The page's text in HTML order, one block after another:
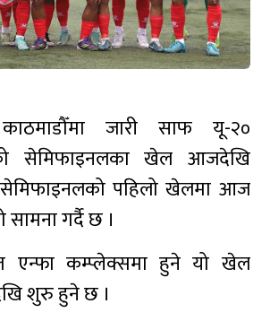
जारी साफ यू-२०
सेमिफाइनलका खेल आजदेखि
पहिलो खेलमा आज
गर्दै छ ।
एन्फा कम्प्लेक्समा हुने यो खेल
शुरु हुने छ ।